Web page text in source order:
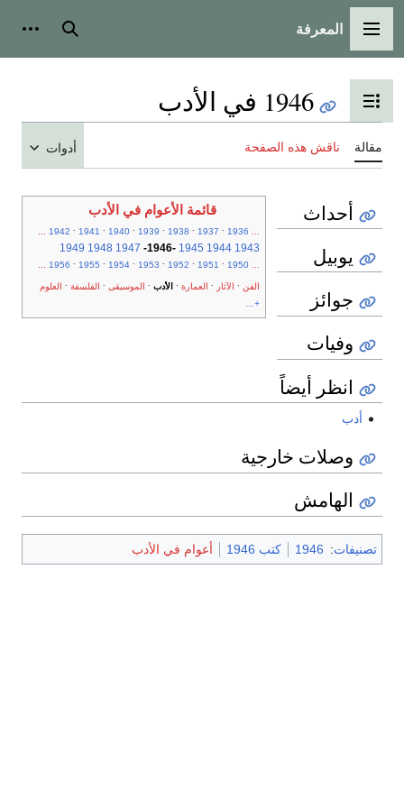
القائمة الرئيسية
المعرفة بحث
تبديل عرض جدول المحتويات
1946 في الأدب
مقالة ناقش هذه الصفحة أدوات
قائمة الأعوام في الأدب
...
1936
1937
1938
1939
1940
1941
1942
...
1943
1944
1945
-
1946
-
1947
1948
1949
...
1950
1951
1952
1953
1954
1955
1956
...
الفن الآثار العمارة الأدب الموسيقى الفلسفة
العلوم
+...
أحداث
يوبيل
جوائز
وفيات
انظر أيضاً
أدب
وصلات خارجية
الهامش
تصنيفات:
1946 كتب 1946 أعوام في الأدب